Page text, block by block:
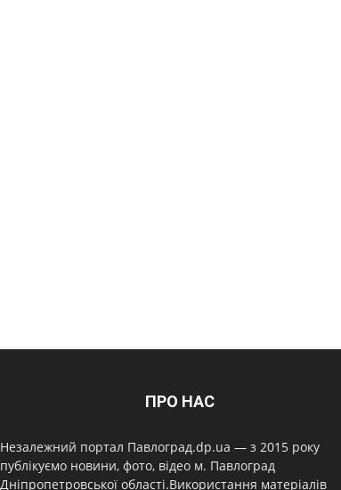
ПРО НАС
Незалежний портал Павлоград.dp.ua — з 2015 року
публікуємо новини, фото, відео м. Павлоград
Дніпропетровської області.Використання матеріалів